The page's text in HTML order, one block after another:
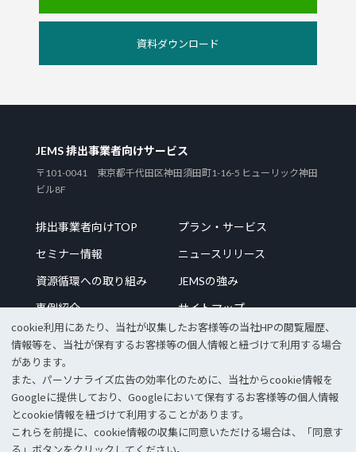
資料ダウンロード
JEMS 排出事業者向けサービス
〒101-0041 東京都千代田区神田須田町1-16-5 ヒューリック神田
ビル8F
排出事業者向けTOP
プラン・サービス
セミナー情報
ニュースリリース
資源循環への取り組み
JEMSの強み
事例紹介
サイトマップ
企業サイトTOP
採用情報
個人情報保護方針
情報セキュリティポリシー
© 2023 JEMS Inc.
cookie利⽤にあたり、当社が収集したお客様等の当社HPの閲覧履歴、
情報等を、当社が保有するお客様等の個⼈情報と紐づけて利⽤する場合
があります。
また、パーソナライズ広告の効率化のために、当社からcookie情報を
Googleに提供しており、Googleにおいて保有するお客様等の個⼈情報
とcookie情報を紐づけて利⽤することがあります。
これらを前提に、cookie情報の収集に同意いただける場合は、「同意す